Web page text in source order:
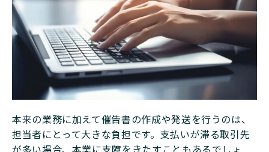
本来の業務に加えて催告書の作成や発送を行うのは、
担当者にとって大きな負担です。支払いが滞る取引先
が多い場合、本業に支障をきたすこともあるでしょ